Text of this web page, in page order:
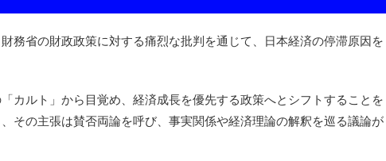
財務省の財政政策に対する痛烈な批判を通じて、日本経済の停滞原因を
カルト」から目覚め、経済成長を優先する政策へとシフトすることを
その主張は賛否両論を呼び、事実関係や経済理論の解釈を巡る議論が